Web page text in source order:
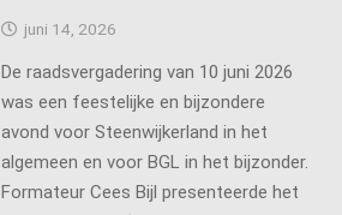
juni 14, 2026
De raadsvergadering van 10 juni 2026
was een feestelijke en bijzondere
avond voor Steenwijkerland in het
algemeen en voor BGL in het bijzonder.
Formateur Cees Bijl presenteerde het